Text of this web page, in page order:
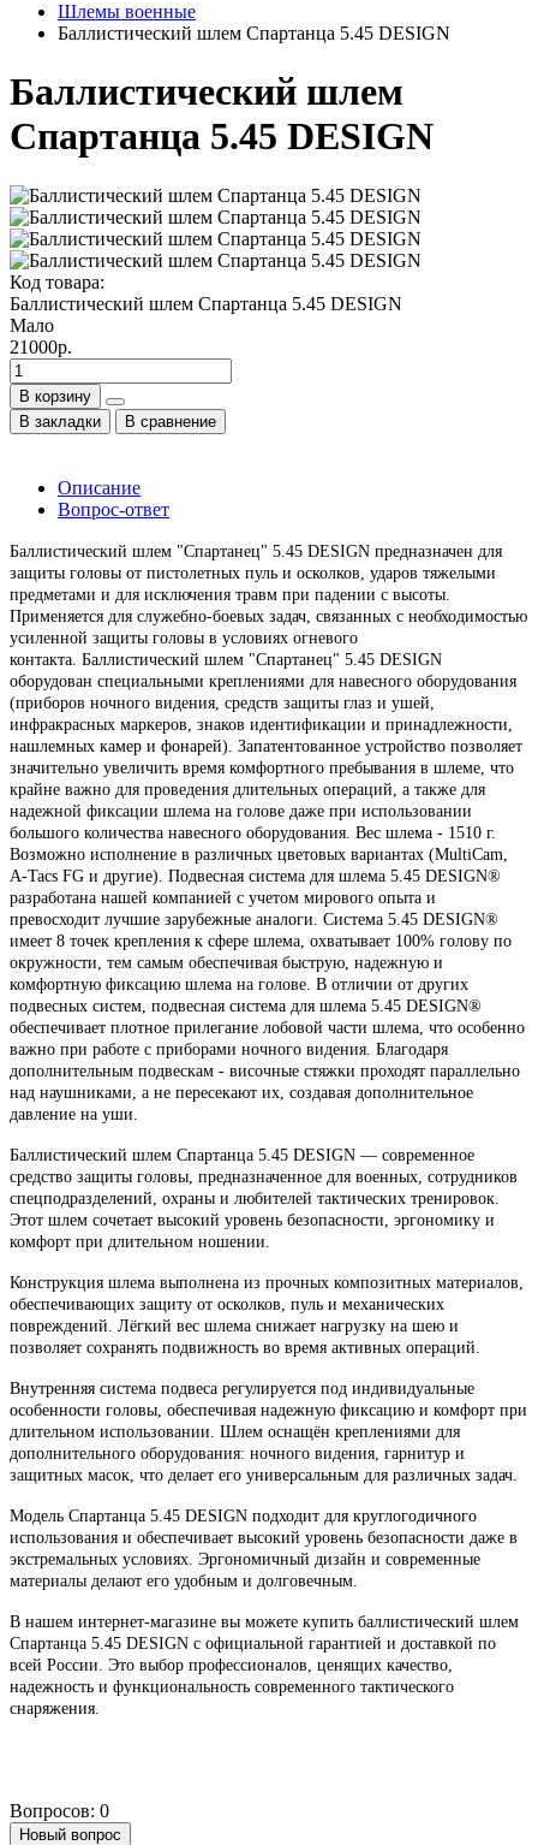
Шлемы военные
Баллистический шлем Спартанца 5.45 DESIGN
Баллистический шлем
Спартанца 5.45 DESIGN
Код товара:
Баллистический шлем Спартанца 5.45 DESIGN
Мало
21000р.
В корзину
В закладки
В сравнение
Описание
Вопрос-ответ
Баллистический шлем "Спартанец" 5.45 DESIGN предназначен для
защиты головы от пистолетных пуль и осколков, ударов тяжелыми
предметами и для исключения травм при падении с высоты.
Применяется для служебно-боевых задач, связанных с необходимостью
усиленной защиты головы в условиях огневого
контакта. Баллистический шлем "Спартанец" 5.45 DESIGN
оборудован специальными креплениями для навесного оборудования
(приборов ночного видения, средств защиты глаз и ушей,
инфракрасных маркеров, знаков идентификации и принадлежности,
нашлемных камер и фонарей). Запатентованное устройство позволяет
значительно увеличить время комфортного пребывания в шлеме, что
крайне важно для проведения длительных операций, а также для
надежной фиксации шлема на голове даже при использовании
большого количества навесного оборудования. Вес шлема - 1510 г.
Возможно исполнение в различных цветовых вариантах (MultiCam,
A-Tacs FG и другие). Подвесная система для шлема 5.45 DESIGN®
разработана нашей компанией с учетом мирового опыта и
превосходит лучшие зарубежные аналоги. Система 5.45 DESIGN®
имеет 8 точек крепления к сфере шлема, охватывает 100% голову по
окружности, тем самым обеспечивая быструю, надежную и
комфортную фиксацию шлема на голове. В отличии от других
подвесных систем, подвесная система для шлема 5.45 DESIGN®
обеспечивает плотное прилегание лобовой части шлема, что особенно
важно при работе с приборами ночного видения. Благодаря
дополнительным подвескам - височные стяжки проходят параллельно
над наушниками, а не пересекают их, создавая дополнительное
давление на уши.
Баллистический шлем Спартанца 5.45 DESIGN — современное
средство защиты головы, предназначенное для военных, сотрудников
спецподразделений, охраны и любителей тактических тренировок.
Этот шлем сочетает высокий уровень безопасности, эргономику и
комфорт при длительном ношении.
Конструкция шлема выполнена из прочных композитных материалов,
обеспечивающих защиту от осколков, пуль и механических
повреждений. Лёгкий вес шлема снижает нагрузку на шею и
позволяет сохранять подвижность во время активных операций.
Внутренняя система подвеса регулируется под индивидуальные
особенности головы, обеспечивая надежную фиксацию и комфорт при
длительном использовании. Шлем оснащён креплениями для
дополнительного оборудования: ночного видения, гарнитур и
защитных масок, что делает его универсальным для различных задач.
Модель Спартанца 5.45 DESIGN подходит для круглогодичного
использования и обеспечивает высокий уровень безопасности даже в
экстремальных условиях. Эргономичный дизайн и современные
материалы делают его удобным и долговечным.
В нашем интернет-магазине вы можете купить баллистический шлем
Спартанца 5.45 DESIGN с официальной гарантией и доставкой по
всей России. Это выбор профессионалов, ценящих качество,
надежность и функциональность современного тактического
снаряжения.
Вопросов: 0
Новый вопрос